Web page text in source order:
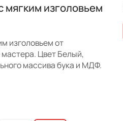
мягким изголовьем
изголовьем от
Цвет Белый,
массива бука и МДФ.